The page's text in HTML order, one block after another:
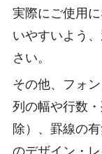
実際にご使用
いやすいよう
さい。
その他、フォ
列の幅や行数
除）、罫線の
のデザイン・